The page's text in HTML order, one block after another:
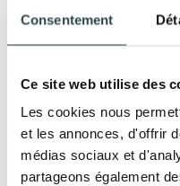
Consentement
Ce site web utilise des
Les cookies nous
et les annonces, d'offrir
médias sociaux et
partageons également